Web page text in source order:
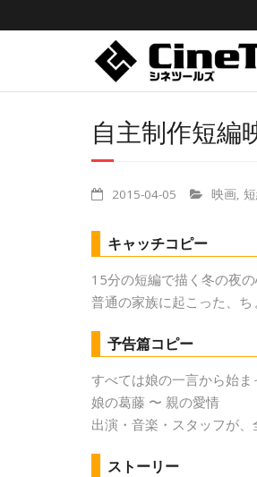
自主制作短編
2015-04-05 映画,
キャッチコピー
15分の短編で描く冬の夜の
普通の家族に起こった、
予告篇コピー
すべては娘の一言から始ま
娘の葛藤 〜 親の愛情
出演・音楽・スタッフが
ストーリー